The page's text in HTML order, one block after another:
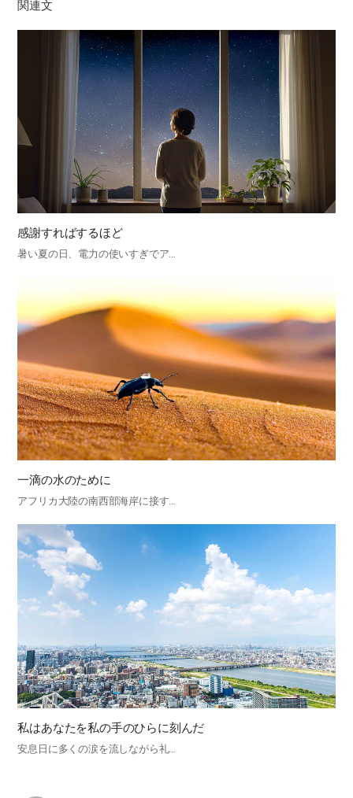
関連文
感謝すればするほど
暑い夏の日、電力の使いすぎでア…
一滴の水のために
アフリカ大陸の南西部海岸に接す…
私はあなたを私の手のひらに刻んだ
安息日に多くの涙を流しながら礼…